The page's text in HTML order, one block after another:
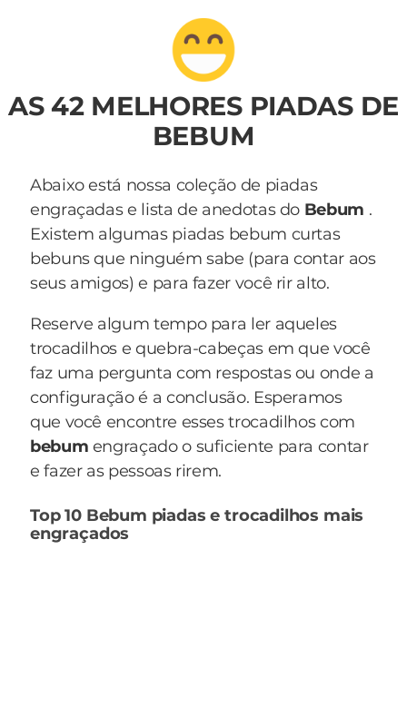
AS 42 MELHORES PIADAS DE
BEBUM
Abaixo está nossa coleção de piadas
engraçadas e lista de anedotas do Bebum .
Existem algumas piadas bebum curtas
bebuns que ninguém sabe (para contar aos
seus amigos) e para fazer você rir alto.
Reserve algum tempo para ler aqueles
trocadilhos e quebra-cabeças em que você
faz uma pergunta com respostas ou onde a
configuração é a conclusão. Esperamos
que você encontre esses trocadilhos com
bebum engraçado o suficiente para contar
e fazer as pessoas rirem.
Top 10 Bebum piadas e trocadilhos mais
engraçados